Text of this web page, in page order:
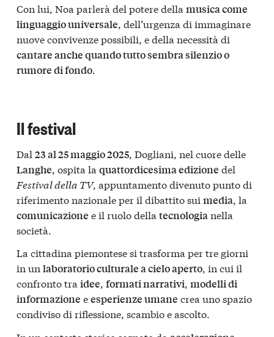
Con lui, Noa parlerà del potere della musica come
linguaggio universale, dell’urgenza di immaginare
nuove convivenze possibili, e della necessità di
cantare anche quando tutto sembra silenzio o
rumore di fondo.
Il festival
Dal 23 al 25 maggio 2025 , Dogliani, nel cuore delle
Langhe , ospita la quattordicesima edizione del
Festival della TV, appuntamento divenuto punto di
riferimento nazionale per il dibattito sui media , la
comunicazione e il ruolo della tecnologia nella
società.
La cittadina piemontese si trasforma per tre giorni
in un laboratorio culturale a cielo aperto, in cui il
confronto tra idee, formati narrativi, modelli di
informazione eesperienze umane crea uno spazio
condiviso di riflessione, scambio e ascolto.